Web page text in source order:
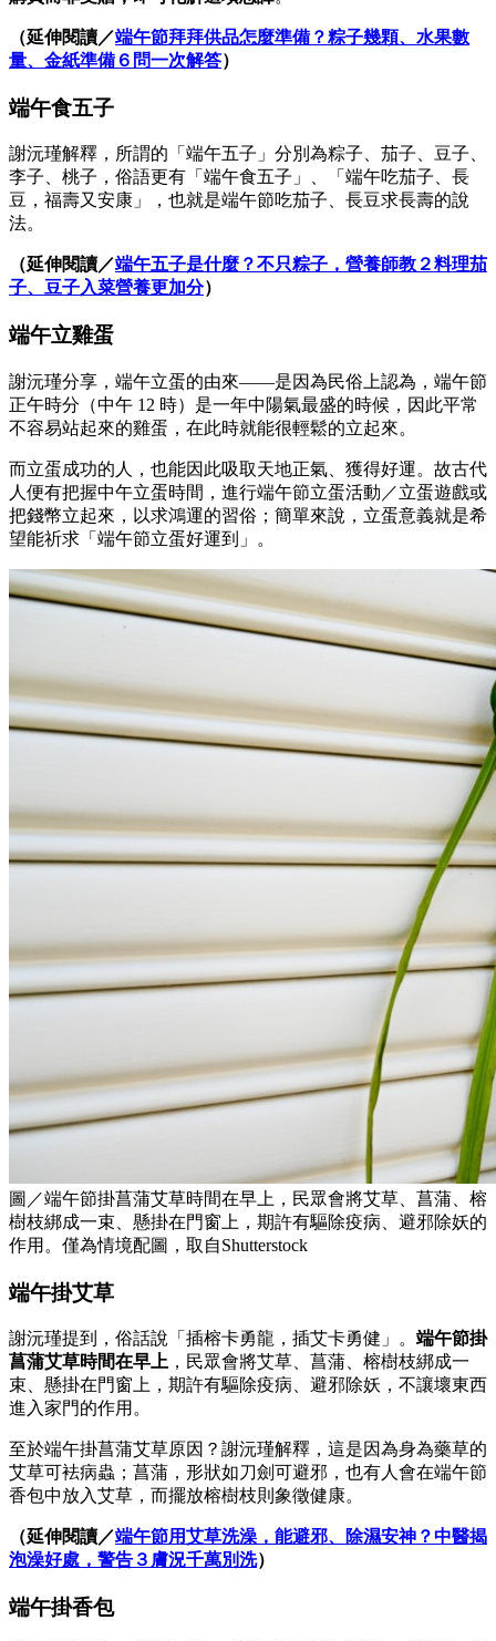
（延伸閱讀／端午節拜拜供品怎麼準備？粽子幾顆、水果數
量、金紙準備６問一次解答）
端午食五子
謝沅瑾解釋，所謂的「端午五子」分別為粽子、茄子、豆子、
李子、桃子，俗語更有「端午食五子」、「端午吃茄子、長
豆，福壽又安康」，也就是端午節吃茄子、長豆求長壽的說
法。
（延伸閱讀／端午五子是什麼？不只粽子，營養師教２料理茄
子、豆子入菜營養更加分）
端午立雞蛋
謝沅瑾分享，端午立蛋的由來——是因為民俗上認為，端午節
正午時分（中午 12 時）是一年中陽氣最盛的時候，因此平常
不容易站起來的雞蛋，在此時就能很輕鬆的立起來。
而立蛋成功的人，也能因此吸取天地正氣、獲得好運。故古代
人便有把握中午立蛋時間，進行端午節立蛋活動／立蛋遊戲或
把錢幣立起來，以求鴻運的習俗；簡單來說，立蛋意義就是希
望能祈求「端午節立蛋好運到」。
圖／端午節掛菖蒲艾草時間在早上，民眾會將艾草、菖蒲、榕
樹枝綁成一束、懸掛在門窗上，期許有驅除疫病、避邪除妖的
作用。僅為情境配圖，取自Shutterstock
端午掛艾草
謝沅瑾提到，俗話說「插榕卡勇龍，插艾卡勇健」。 端午節掛
菖蒲艾草時間在早上 ，民眾會將艾草、菖蒲、榕樹枝綁成一
束、懸掛在門窗上，期許有驅除疫病、避邪除妖，不讓壞東西
進入家門的作用。
至於端午掛菖蒲艾草原因？謝沅瑾解釋，這是因為身為藥草的
艾草可袪病蟲；菖蒲，形狀如刀劍可避邪，也有人會在端午節
香包中放入艾草，而擺放榕樹枝則象徵健康。
（延伸閱讀／端午節用艾草洗澡，能避邪、除濕安神？中醫揭
泡澡好處，警告３膚況千萬別洗）
端午掛香包